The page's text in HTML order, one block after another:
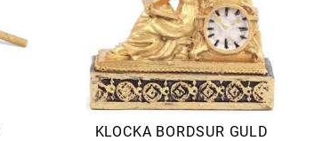
KLOCKA BORDSUR GULD